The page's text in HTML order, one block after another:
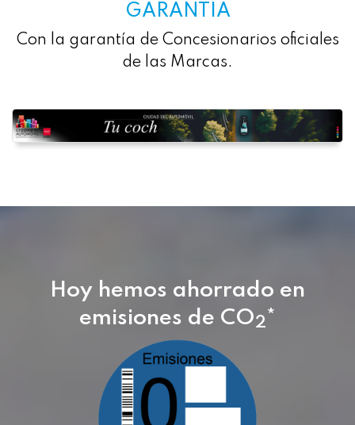
GARANTÍA
Con la garantía de Concesionarios oficiales
de las Marcas.
Hoy hemos ahorrado en
emisiones de CO2*